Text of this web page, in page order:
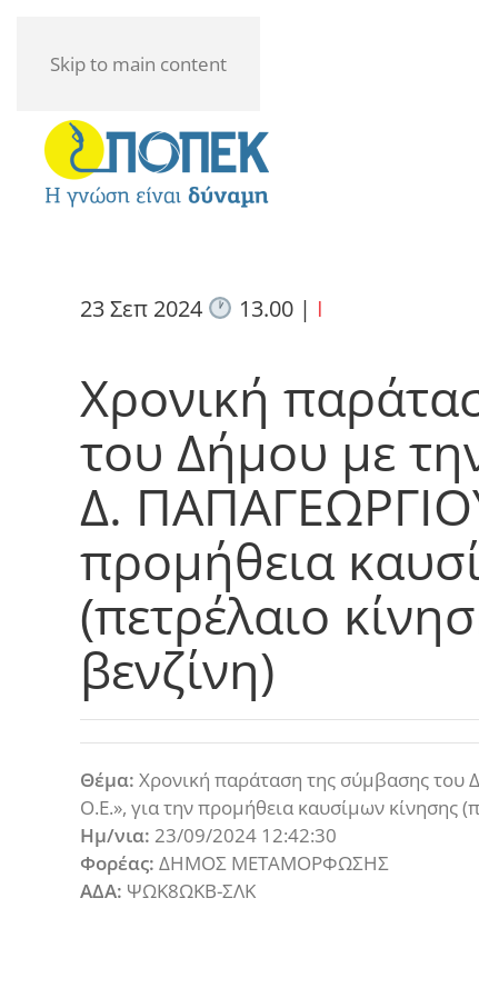
Skip to main content
23 Σεπ 2024 13.00| I
Χρονική
του Δήμου με
Δ.
προμήθεια
(πετρέλαιο
βενζίνη)
Θέμα: Χρονική παράταση της σύμβασης
Ο.Ε.», για την προμήθεια καυσίμων κίνησης
Ημ/νια: 23/09/2024 12:42:30
Φορέας: ΔΗΜΟΣ ΜΕΤΑΜΟΡΦΩΣΗΣ
ΑΔΑ: ΨΩΚ8ΩΚΒ-ΣΛΚ